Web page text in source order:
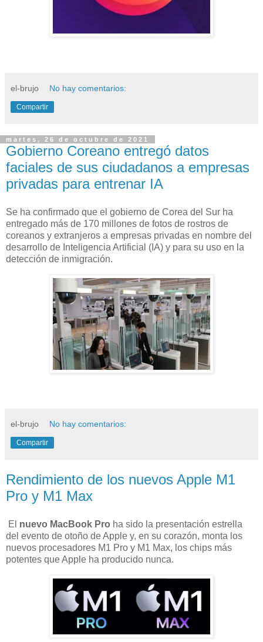
el-brujo No hay comentarios:
Compartir
martes, 26 de octubre de 2021
Gobierno Coreano entregó datos
faciales de sus ciudadanos a empresas
privadas para entrenar IA
Se ha confirmado que el gobierno de Corea del Sur ha
entregado más de 170 millones de fotos de rostros de
coreanos y extranjeros a empresas privadas en nombre del
desarrollo de Inteligencia Artificial (IA) y para su uso en la
detección de inmigración.
el-brujo No hay comentarios:
Compartir
Rendimiento de los nuevos Apple M1
Pro y M1 Max
El nuevo MacBook Pro ha sido la presentación estrella
del evento de otoño de Apple y, en su corazón, monta los
nuevos procesadores M1 Pro y M1 Max, los chips más
potentes que Apple ha producido nunca.